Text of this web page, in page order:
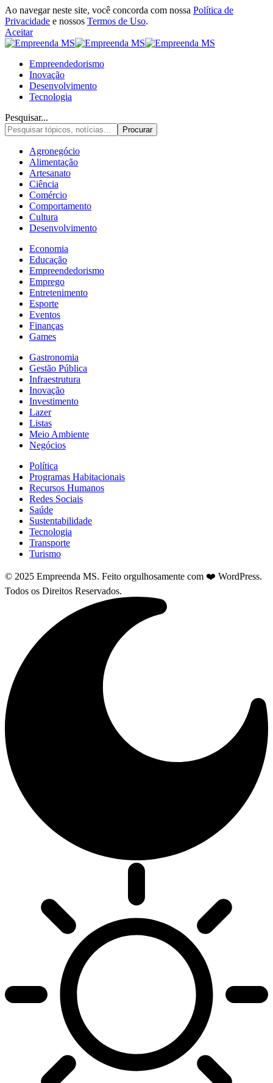
Ao navegar neste site, você concorda com nossa Política de
Privacidade e nossos Termos de Uso.
Aceitar
Empreendedorismo
Inovação
Desenvolvimento
Tecnologia
Pesquisar...
Agronegócio
Alimentação
Artesanato
Ciência
Comércio
Comportamento
Cultura
Desenvolvimento
Economia
Educação
Empreendedorismo
Emprego
Entretenimento
Esporte
Eventos
Finanças
Games
Gastronomia
Gestão Pública
Infraestrutura
Inovação
Investimento
Lazer
Listas
Meio Ambiente
Negócios
Política
Programas Habitacionais
Recursos Humanos
Redes Sociais
Saúde
Sustentabilidade
Tecnologia
Transporte
Turismo
© 2025 Empreenda MS. Feito orgulhosamente com ❤️ WordPress.
Todos os Direitos Reservados.